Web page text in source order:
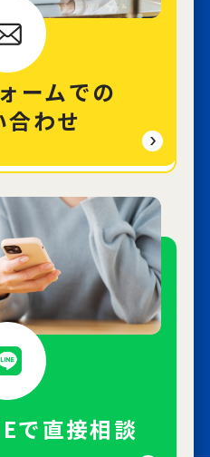
ームでの
合わせ
で直接相談